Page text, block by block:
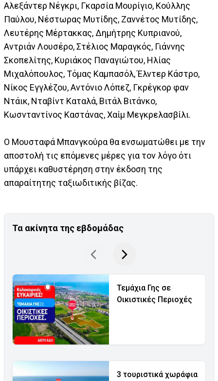
Αλεξάντερ Νέγκρι, Γκαρσία Μουρίγιο, Κούλλης
Παύλου, Νέστωρας Μυτίδης, Ζαννέτος Μυτίδης,
Λευτέρης Μέρτακκας, Δημήτρης Κυπριανού,
Αντριάν Λουσέρο, Στέλιος Μαραγκός, Γιάννης
Σκοπελίτης, Κυριάκος Παναγιώτου, Ηλίας
Μιχαλόπουλος, Τόμας Καμπασόλ, Έλντερ Κάστρο,
Νίκος Εγγλέζου, Αντόνιο Λόπεζ, Γκρέγκορ φαν
Ντάικ, Νταβίντ Καταλά, Βιτάλ Βιτάνκο,
Κωσνταντίνος Καστάνας, Χαίμ Μεγκρελασβίλι.
Ο Μουσταφά Μπανγκούρα θα ενσωματώθει με την
αποστολή τις επόμενες μέρες για τον λόγο ότι
υπάρχει καθυστέρηση στην έκδοση της
απαραίτητης ταξιωδιτικής βίζας.
Τα ακίνητα της εβδομάδας
Τεμάχια Γης σε
Οικιστικές Περιοχές
3 τουριστικά χωράφια